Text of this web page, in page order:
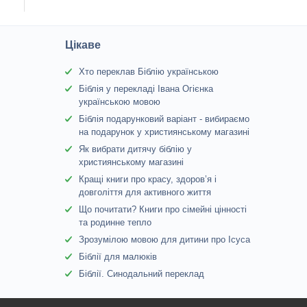
Цікаве
Хто переклав Біблію українською
Біблія у перекладі Івана Огієнка
українською мовою
Біблія подарунковий варіант - вибираємо
на подарунок у християнському магазині
Як вибрати дитячу біблію у
християнському магазині
Кращі книги про красу, здоров’я і
довголіття для активного життя
Що почитати? Книги про сімейні цінності
та родинне тепло
Зрозумілою мовою для дитини про Ісуса
Біблії для малюків
Біблії. Синодальний переклад